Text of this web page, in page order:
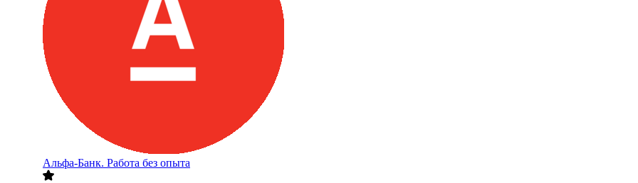
Альфа-Банк. Работа без опыта